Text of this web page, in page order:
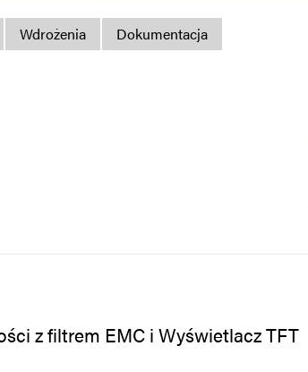
Wdrożenia Dokumentacja
z filtrem EMC i Wyświetlacz TFT
Mapa strony